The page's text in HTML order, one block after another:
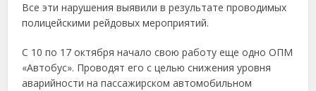
Все эти нарушения выявили в результате проводимых
полицейскими рейдовых мероприятий.
С 10 по 17 октября начало свою работу еще одно ОПМ
«Автобус». Проводят его с целью снижения уровня
аварийности на пассажирском автомобильном